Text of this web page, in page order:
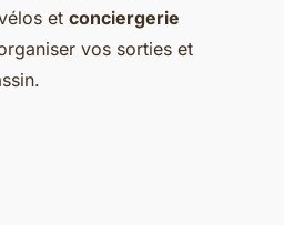
et conciergerie
vos sorties et